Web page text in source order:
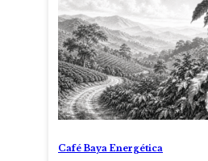
Café Baya Energética